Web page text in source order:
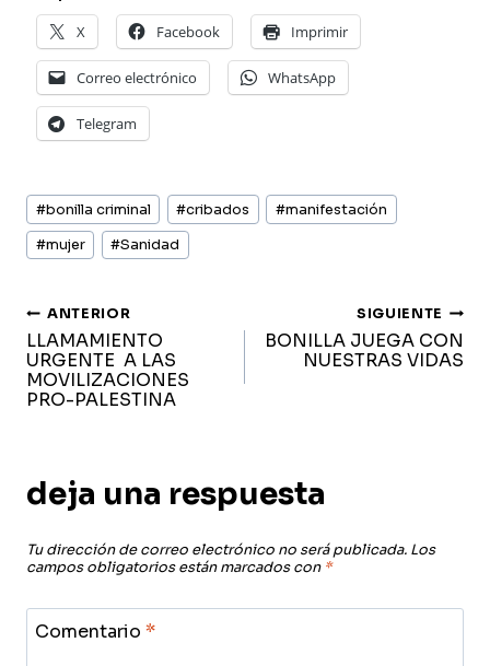
X Facebook Imprimir
Correo electrónico WhatsApp
Telegram
Etiquetas
de
la
entrada:
#bonilla criminal #cribados #manifestación
#mujer #Sanidad
navegación
de
entradas
ANTERIOR
LLAMAMIENTO
URGENTE A LAS
MOVILIZACIONES
PRO-PALESTINA
SIGUIENTE
BONILLA JUEGA CON
NUESTRAS VIDAS
deja una respuesta
Tu dirección de correo electrónico no será publicada. Los
campos obligatorios están marcados con *
Comentario *